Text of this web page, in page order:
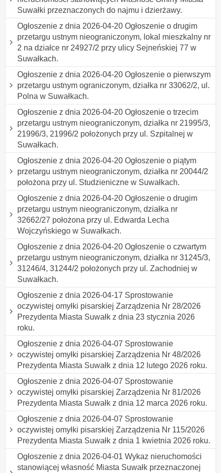
Suwałki przeznaczonych do najmu i dzierżawy.
Ogłoszenie z dnia 2026-04-20 Ogłoszenie o drugim
przetargu ustnym nieograniczonym, lokal mieszkalny nr
2 na działce nr 24927/2 przy ulicy Sejneńskiej 77 w
Suwałkach.
Ogłoszenie z dnia 2026-04-20 Ogłoszenie o pierwszym
przetargu ustnym ograniczonym, działka nr 33062/2, ul.
Polna w Suwałkach.
Ogłoszenie z dnia 2026-04-20 Ogłoszenie o trzecim
przetargu ustnym nieograniczonym, działka nr 21995/3,
21996/3, 21996/2 położonych przy ul. Szpitalnej w
Suwałkach.
Ogłoszenie z dnia 2026-04-20 Ogłoszenie o piątym
przetargu ustnym nieograniczonym, działka nr 20044/2
położona przy ul. Studzieniczne w Suwałkach.
Ogłoszenie z dnia 2026-04-20 Ogłoszenie o drugim
przetargu ustnym nieograniczonym, działka nr
32662/27 położona przy ul. Edwarda Lecha
Wojczyńskiego w Suwałkach.
Ogłoszenie z dnia 2026-04-20 Ogłoszenie o czwartym
przetargu ustnym nieograniczonym, działka nr 31245/3,
31246/4, 31244/2 położonych przy ul. Zachodniej w
Suwałkach.
Ogłoszenie z dnia 2026-04-17 Sprostowanie
oczywistej omyłki pisarskiej Zarządzenia Nr 28/2026
Prezydenta Miasta Suwałk z dnia 23 stycznia 2026
roku.
Ogłoszenie z dnia 2026-04-07 Sprostowanie
oczywistej omyłki pisarskiej Zarządzenia Nr 48/2026
Prezydenta Miasta Suwałk z dnia 12 lutego 2026 roku.
Ogłoszenie z dnia 2026-04-07 Sprostowanie
oczywistej omyłki pisarskiej Zarządzenia Nr 81/2026
Prezydenta Miasta Suwałk z dnia 12 marca 2026 roku.
Ogłoszenie z dnia 2026-04-07 Sprostowanie
oczywistej omyłki pisarskiej Zarządzenia Nr 115/2026
Prezydenta Miasta Suwałk z dnia 1 kwietnia 2026 roku.
Ogłoszenie z dnia 2026-04-01 Wykaz nieruchomości
stanowiącej własność Miasta Suwałk przeznaczonej